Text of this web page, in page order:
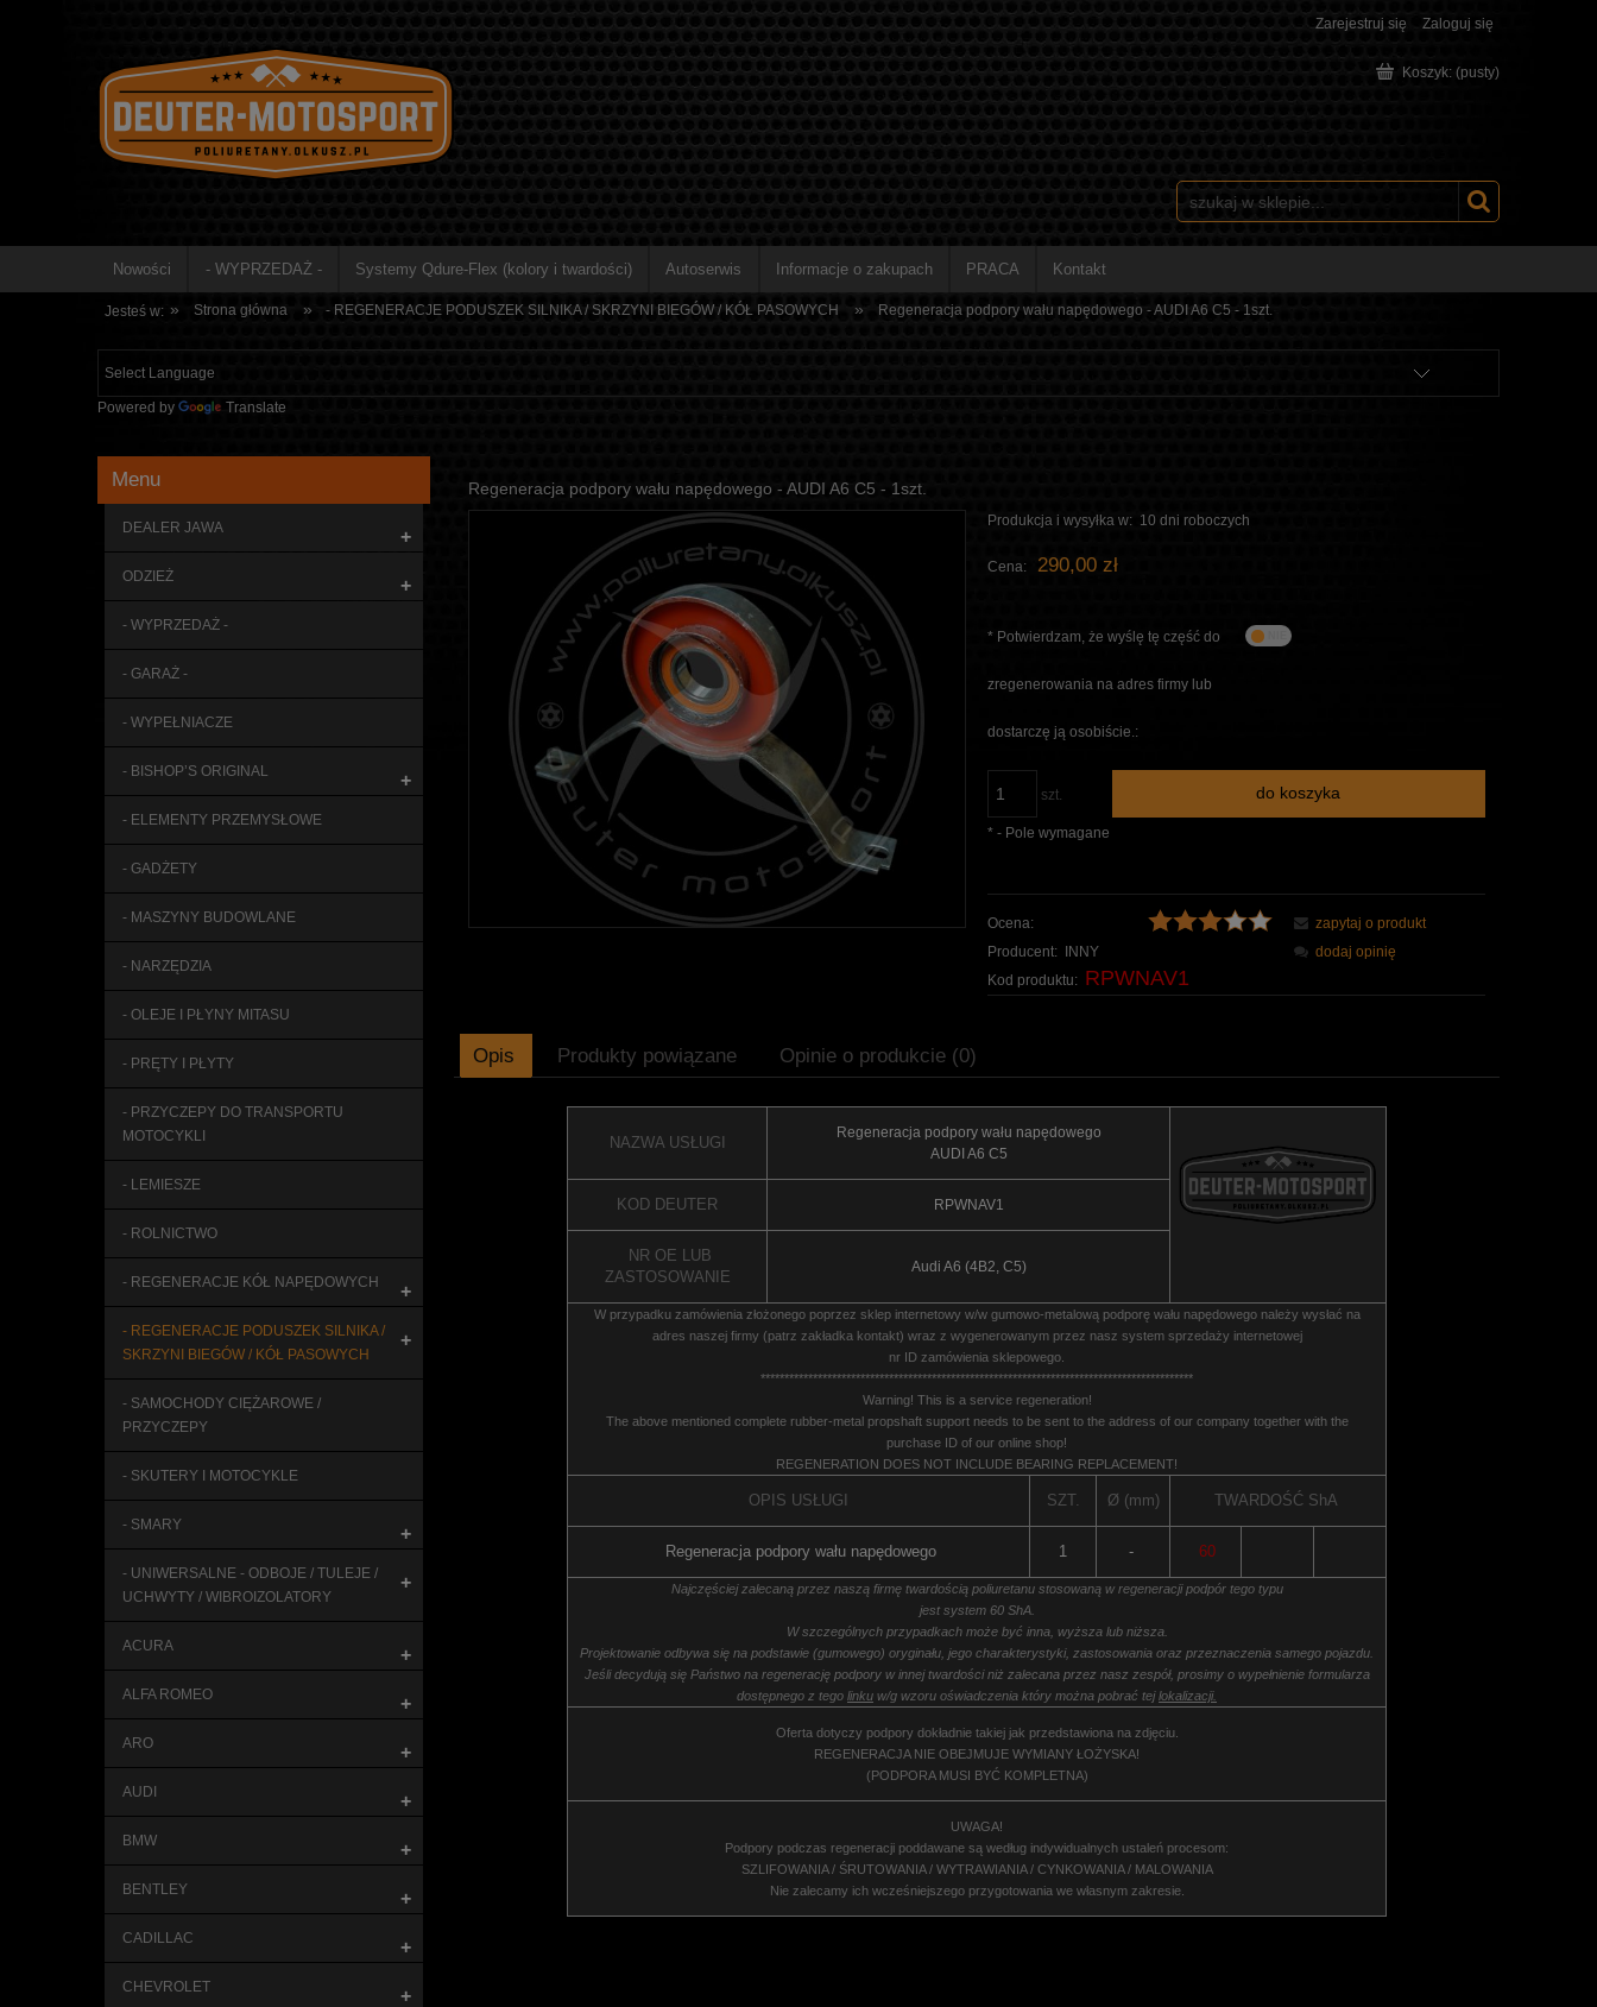
Zarejestruj się Zaloguj się
Koszyk: (pusty)
Nowości - WYPRZEDAŻ - Systemy Qdure-Flex (kolory i twardości) Autoserwis Informacje o zakupach PRACA Kontakt
Jesteś w: » Strona główna » - REGENERACJE PODUSZEK SILNIKA / SKRZYNI BIEGÓW / KÓŁ PASOWYCH » Regeneracja podpory wału napędowego - AUDI A6 C5 - 1szt.
Powered by Translate
Menu
DEALER JAWA +
ODZIEŻ +
- WYPRZEDAŻ -
- GARAŻ -
- WYPEŁNIACZE
- BISHOP’S ORIGINAL +
- ELEMENTY PRZEMYSŁOWE
- GADŻETY
- MASZYNY BUDOWLANE
- NARZĘDZIA
- OLEJE I PŁYNY MITASU
- PRĘTY I PŁYTY
- PRZYCZEPY DO TRANSPORTU
MOTOCYKLI
- LEMIESZE
- ROLNICTWO
- REGENERACJE KÓŁ NAPĘDOWYCH +
- REGENERACJE PODUSZEK SILNIKA /
SKRZYNI BIEGÓW / KÓŁ PASOWYCH
+
- SAMOCHODY CIĘŻAROWE /
PRZYCZEPY
- SKUTERY I MOTOCYKLE
- SMARY +
- UNIWERSALNE - ODBOJE / TULEJE /
UCHWYTY / WIBROIZOLATORY
+
ACURA +
ALFA ROMEO +
ARO +
AUDI +
BMW +
BENTLEY +
CADILLAC +
CHEVROLET +
Regeneracja podpory wału napędowego - AUDI A6 C5 - 1szt.
Produkcja i wysyłka w: 10 dni roboczych
Cena: 290,00 zł
* Potwierdzam, że wyślę tę część do
zregenerowania na adres firmy lub
dostarczę ją osobiście.:
szt. do koszyka
* - Pole wymagane
Ocena:
Producent:
INNY
Kod produktu: RPWNAV1
zapytaj o produkt
dodaj opinię
Opis Produkty powiązane Opinie o produkcie (0)
NAZWA USŁUGI
Regeneracja podpory wału napędowego
AUDI A6 C5
KOD DEUTER RPWNAV1
NR OE LUB
ZASTOSOWANIE
Audi A6 (4B2, C5)
W przypadku zamówienia złożonego poprzez sklep internetowy w/w gumowo-metalową podporę wału napędowego należy wysłać na
adres naszej firmy (patrz zakładka kontakt) wraz z wygenerowanym przez nasz system sprzedaży internetowej
nr ID zamówienia sklepowego.
*******************************************************************************************
Warning! This is a service regeneration!
The above mentioned complete rubber-metal propshaft support needs to be sent to the address of our company together with the
purchase ID of our online shop!
REGENERATION DOES NOT INCLUDE BEARING REPLACEMENT!
OPIS USŁUGI SZT. Ø (mm) TWARDOŚĆ ShA
Regeneracja podpory wału napędowego 1 - 60
Najczęściej zalecaną przez naszą firmę twardością poliuretanu stosowaną w regeneracji podpór tego typu
jest system 60 ShA.
W szczególnych przypadkach może być inna, wyższa lub niższa.
Projektowanie odbywa się na podstawie (gumowego) oryginału, jego charakterystyki, zastosowania oraz przeznaczenia samego pojazdu.
Jeśli decydują się Państwo na regenerację podpory w innej twardości niż zalecana przez nasz zespół, prosimy o wypełnienie formularza
dostępnego z tego linku w/g wzoru oświadczenia który można pobrać tejlokalizacji.
Oferta dotyczy podpory dokładnie takiej jak przedstawiona na zdjęciu.
REGENERACJA NIE OBEJMUJE WYMIANY ŁOŻYSKA!
(PODPORA MUSI BYĆ KOMPLETNA)
UWAGA!
Podpory podczas regeneracji poddawane są według indywidualnych ustaleń procesom:
SZLIFOWANIA / ŚRUTOWANIA / WYTRAWIANIA / CYNKOWANIA / MALOWANIA
Nie zalecamy ich wcześniejszego przygotowania we własnym zakresie.